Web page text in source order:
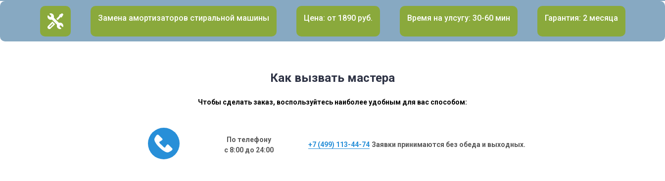
Замена амортизаторов стиральной машины Цена: от 1890 руб. Время на улсугу: 30-60 мин Гарантия: 2 месяца
Как вызвать мастера
Чтобы сделать заказ, воспользуйтесь наиболее удобным для вас способом:
По телефону
с 8:00 до 24:00
+7 (499) 113-44-74 Заявки принимаются без обеда и выходных.